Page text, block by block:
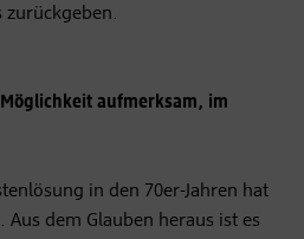
zurückgeben.
aufmerksam, im
in den 70er-Jahren hat
Aus dem Glauben heraus ist es